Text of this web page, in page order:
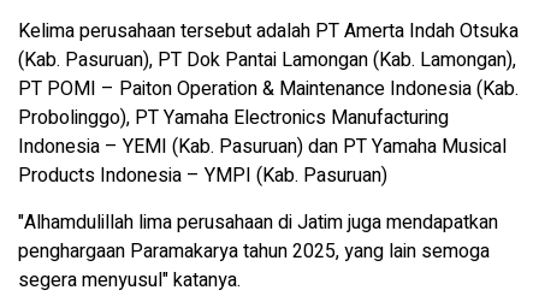
Kelima perusahaan tersebut adalah PT Amerta Indah Otsuka
(Kab. Pasuruan), PT Dok Pantai Lamongan (Kab. Lamongan),
PT POMI – Paiton Operation & Maintenance Indonesia (Kab.
Probolinggo), PT Yamaha Electronics Manufacturing
Indonesia – YEMI (Kab. Pasuruan) dan PT Yamaha Musical
Products Indonesia – YMPI (Kab. Pasuruan)
"Alhamdulillah lima perusahaan di Jatim juga mendapatkan
penghargaan Paramakarya tahun 2025, yang lain semoga
segera menyusul" katanya.